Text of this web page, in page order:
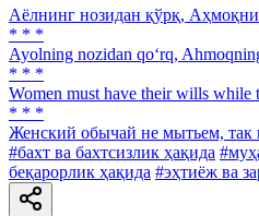
Аёлнинг нозидан қўрқ,
* * *
Ayolning nozidan qo‘rq,
* * *
Women must have their wills while
* * *
Женский обычай не мытьем, так
#бахт ва бахтсизлик ҳақида
беқарорлик ҳақида #эҳтиёж ва